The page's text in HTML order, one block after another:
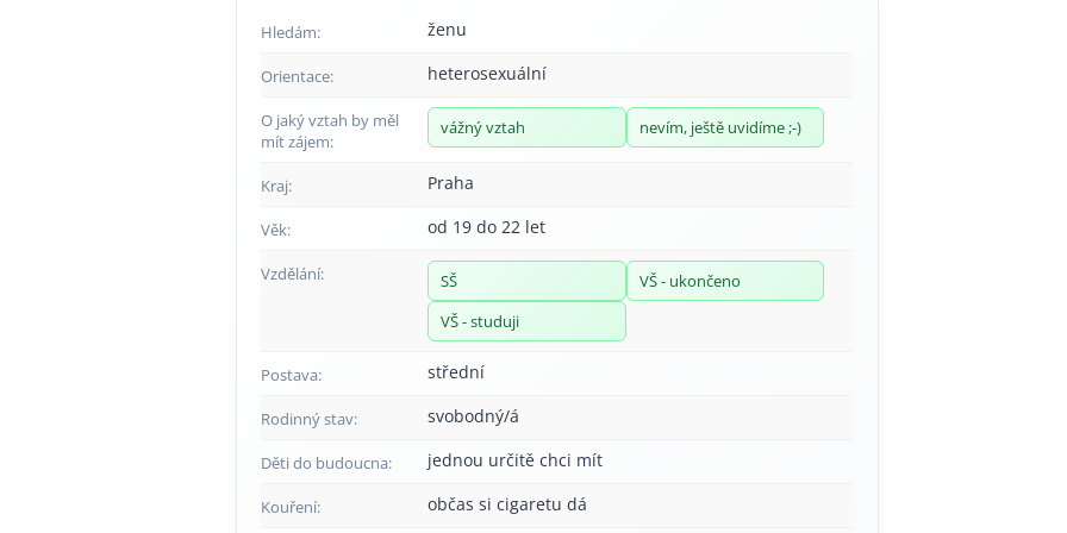
Hledám: ženu
Orientace: heterosexuální
O jaký vztah by měl
mít zájem:
vážný vztah nevím, ještě uvidíme ;-)
Kraj: Praha
Věk: od 19 do 22 let
Vzdělání: SŠ
VŠ - ukončeno
VŠ - studuji
Postava: střední
Rodinný stav: svobodný/á
Děti do budoucna: jednou určitě chci mít
Kouření: občas si cigaretu dá